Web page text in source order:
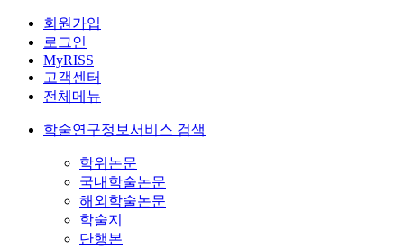
회원가입
로그인
MyRISS
고객센터
전체메뉴
학술연구정보서비스 검색
학위논문
국내학술논문
해외학술논문
학술지
단행본